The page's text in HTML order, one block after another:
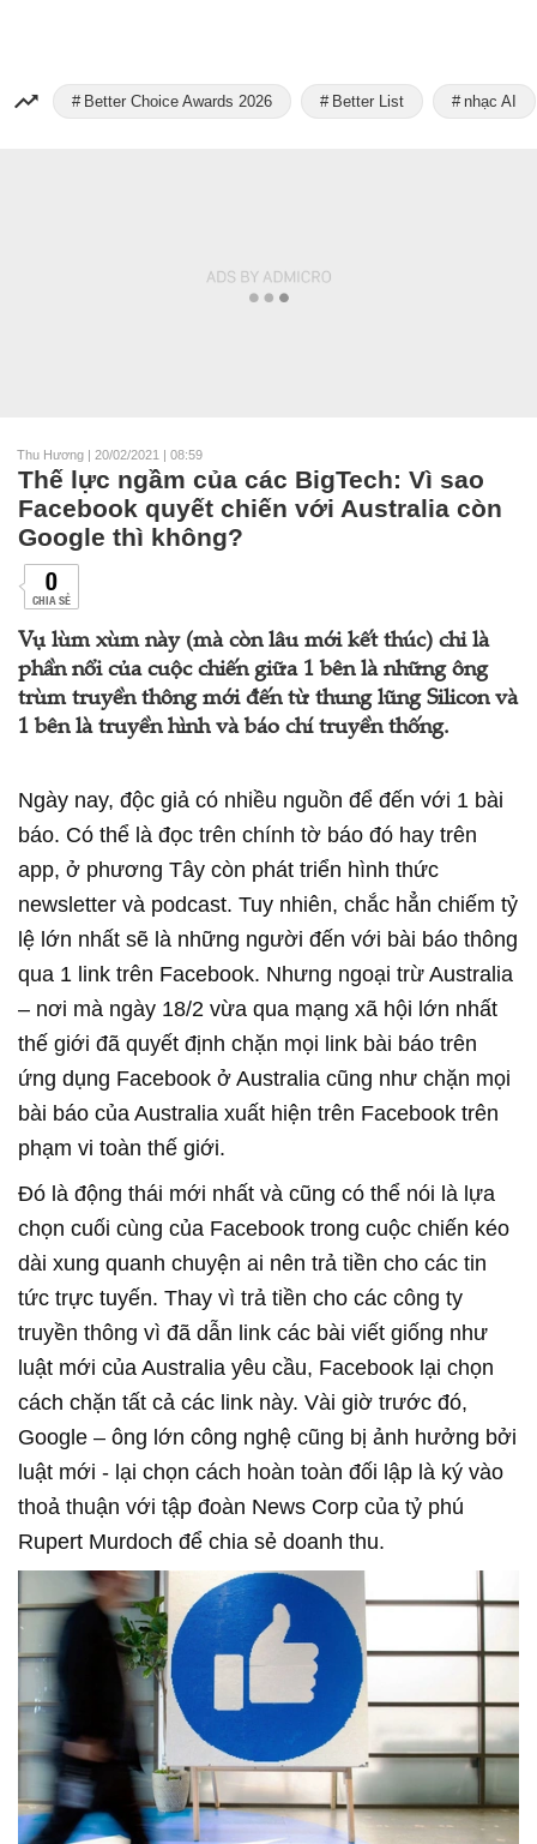
Better Choice Awards 2026 Better List nhạc AI
Thu Hương | 20/02/2021 | 08:59
Thế lực ngầm của các BigTech: Vì sao
Facebook quyết chiến với Australia còn
Google thì không?
0
CHIA SẺ
Vụ lùm xùm này (mà còn lâu mới kết thúc) chỉ là
phần nổi của cuộc chiến giữa 1 bên là những ông
trùm truyền thông mới đến từ thung lũng Silicon và
1 bên là truyền hình và báo chí truyền thống.
Ngày nay, độc giả có nhiều nguồn để đến với 1 bài
báo. Có thể là đọc trên chính tờ báo đó hay trên
app, ở phương Tây còn phát triển hình thức
newsletter và podcast. Tuy nhiên, chắc hẳn chiếm tỷ
lệ lớn nhất sẽ là những người đến với bài báo thông
qua 1 link trên Facebook. Nhưng ngoại trừ Australia
– nơi mà ngày 18/2 vừa qua mạng xã hội lớn nhất
thế giới đã quyết định chặn mọi link bài báo trên
ứng dụng Facebook ở Australia cũng như chặn mọi
bài báo của Australia xuất hiện trên Facebook trên
phạm vi toàn thế giới.
Đó là động thái mới nhất và cũng có thể nói là lựa
chọn cuối cùng của Facebook trong cuộc chiến kéo
dài xung quanh chuyện ai nên trả tiền cho các tin
tức trực tuyến. Thay vì trả tiền cho các công ty
truyền thông vì đã dẫn link các bài viết giống như
luật mới của Australia yêu cầu, Facebook lại chọn
cách chặn tất cả các link này. Vài giờ trước đó,
Google – ông lớn công nghệ cũng bị ảnh hưởng bởi
luật mới - lại chọn cách hoàn toàn đối lập là ký vào
thoả thuận với tập đoàn News Corp của tỷ phú
Rupert Murdoch để chia sẻ doanh thu.